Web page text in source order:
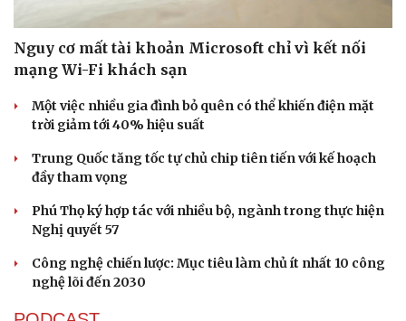
Sức khỏe
Dinh dưỡng - món ngon
Đời sống
Nguy cơ mất tài khoản Microsoft chỉ vì kết nối
mạng Wi-Fi khách sạn
Một việc nhiều gia đình bỏ quên có thể khiến điện mặt
trời giảm tới 40% hiệu suất
Trung Quốc tăng tốc tự chủ chip tiên tiến với kế hoạch
đầy tham vọng
Phú Thọ ký hợp tác với nhiều bộ, ngành trong thực hiện
Nghị quyết 57
Công nghệ chiến lược: Mục tiêu làm chủ ít nhất 10 công
nghệ lõi đến 2030